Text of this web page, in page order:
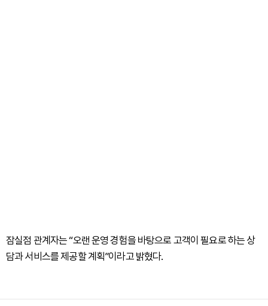
잠실점 관계자는 “오랜 운영 경험을 바탕으로 고객이 필요로 하는 상
담과 서비스를 제공할 계획”이라고 밝혔다.